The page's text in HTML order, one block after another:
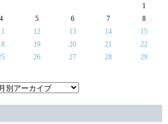
1
4 5 6 7
8
12 13 14
15
19 20 21
22
26 27 28
29